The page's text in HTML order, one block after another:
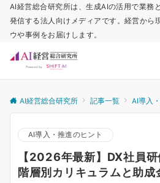
AI経営総合研究所は、生成AIの活用で業務
発信する法人向けメディアです。経営から
ウや事例をお届けします。
AI経営総合研究所 記事一覧 AI導入
AI導入・推進のヒント
【2026年最新】DX社員研
階層別カリキュラムと助